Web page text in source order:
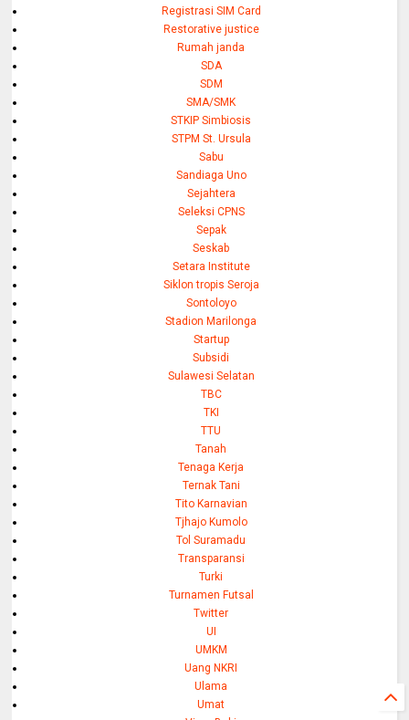
Registrasi SIM Card
Restorative justice
Rumah janda
SDA
SDM
SMA/SMK
STKIP Simbiosis
STPM St. Ursula
Sabu
Sandiaga Uno
Sejahtera
Seleksi CPNS
Sepak
Seskab
Setara Institute
Siklon tropis Seroja
Sontoloyo
Stadion Marilonga
Startup
Subsidi
Sulawesi Selatan
TBC
TKI
TTU
Tanah
Tenaga Kerja
Ternak Tani
Tito Karnavian
Tjhajo Kumolo
Tol Suramadu
Transparansi
Turki
Turnamen Futsal
Twitter
UI
UMKM
Uang NKRI
Ulama
Umat